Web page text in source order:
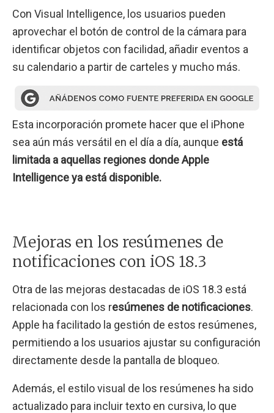
Con Visual Intelligence, los usuarios pueden
aprovechar el botón de control de la cámara para
identificar objetos con facilidad, añadir eventos a
su calendario a partir de carteles y mucho más.
Esta incorporación promete hacer que el iPhone
sea aún más versátil en el día a día, aunque está
limitada a aquellas regiones donde Apple
Intelligence ya está disponible.
Mejoras en los resúmenes de
notificaciones con iOS 18.3
Otra de las mejoras destacadas de iOS 18.3 está
relacionada con los resúmenes de notificaciones.
Apple ha facilitado la gestión de estos resúmenes,
permitiendo a los usuarios ajustar su configuración
directamente desde la pantalla de bloqueo.
Además, el estilo visual de los resúmenes ha sido
actualizado para incluir texto en cursiva, lo que